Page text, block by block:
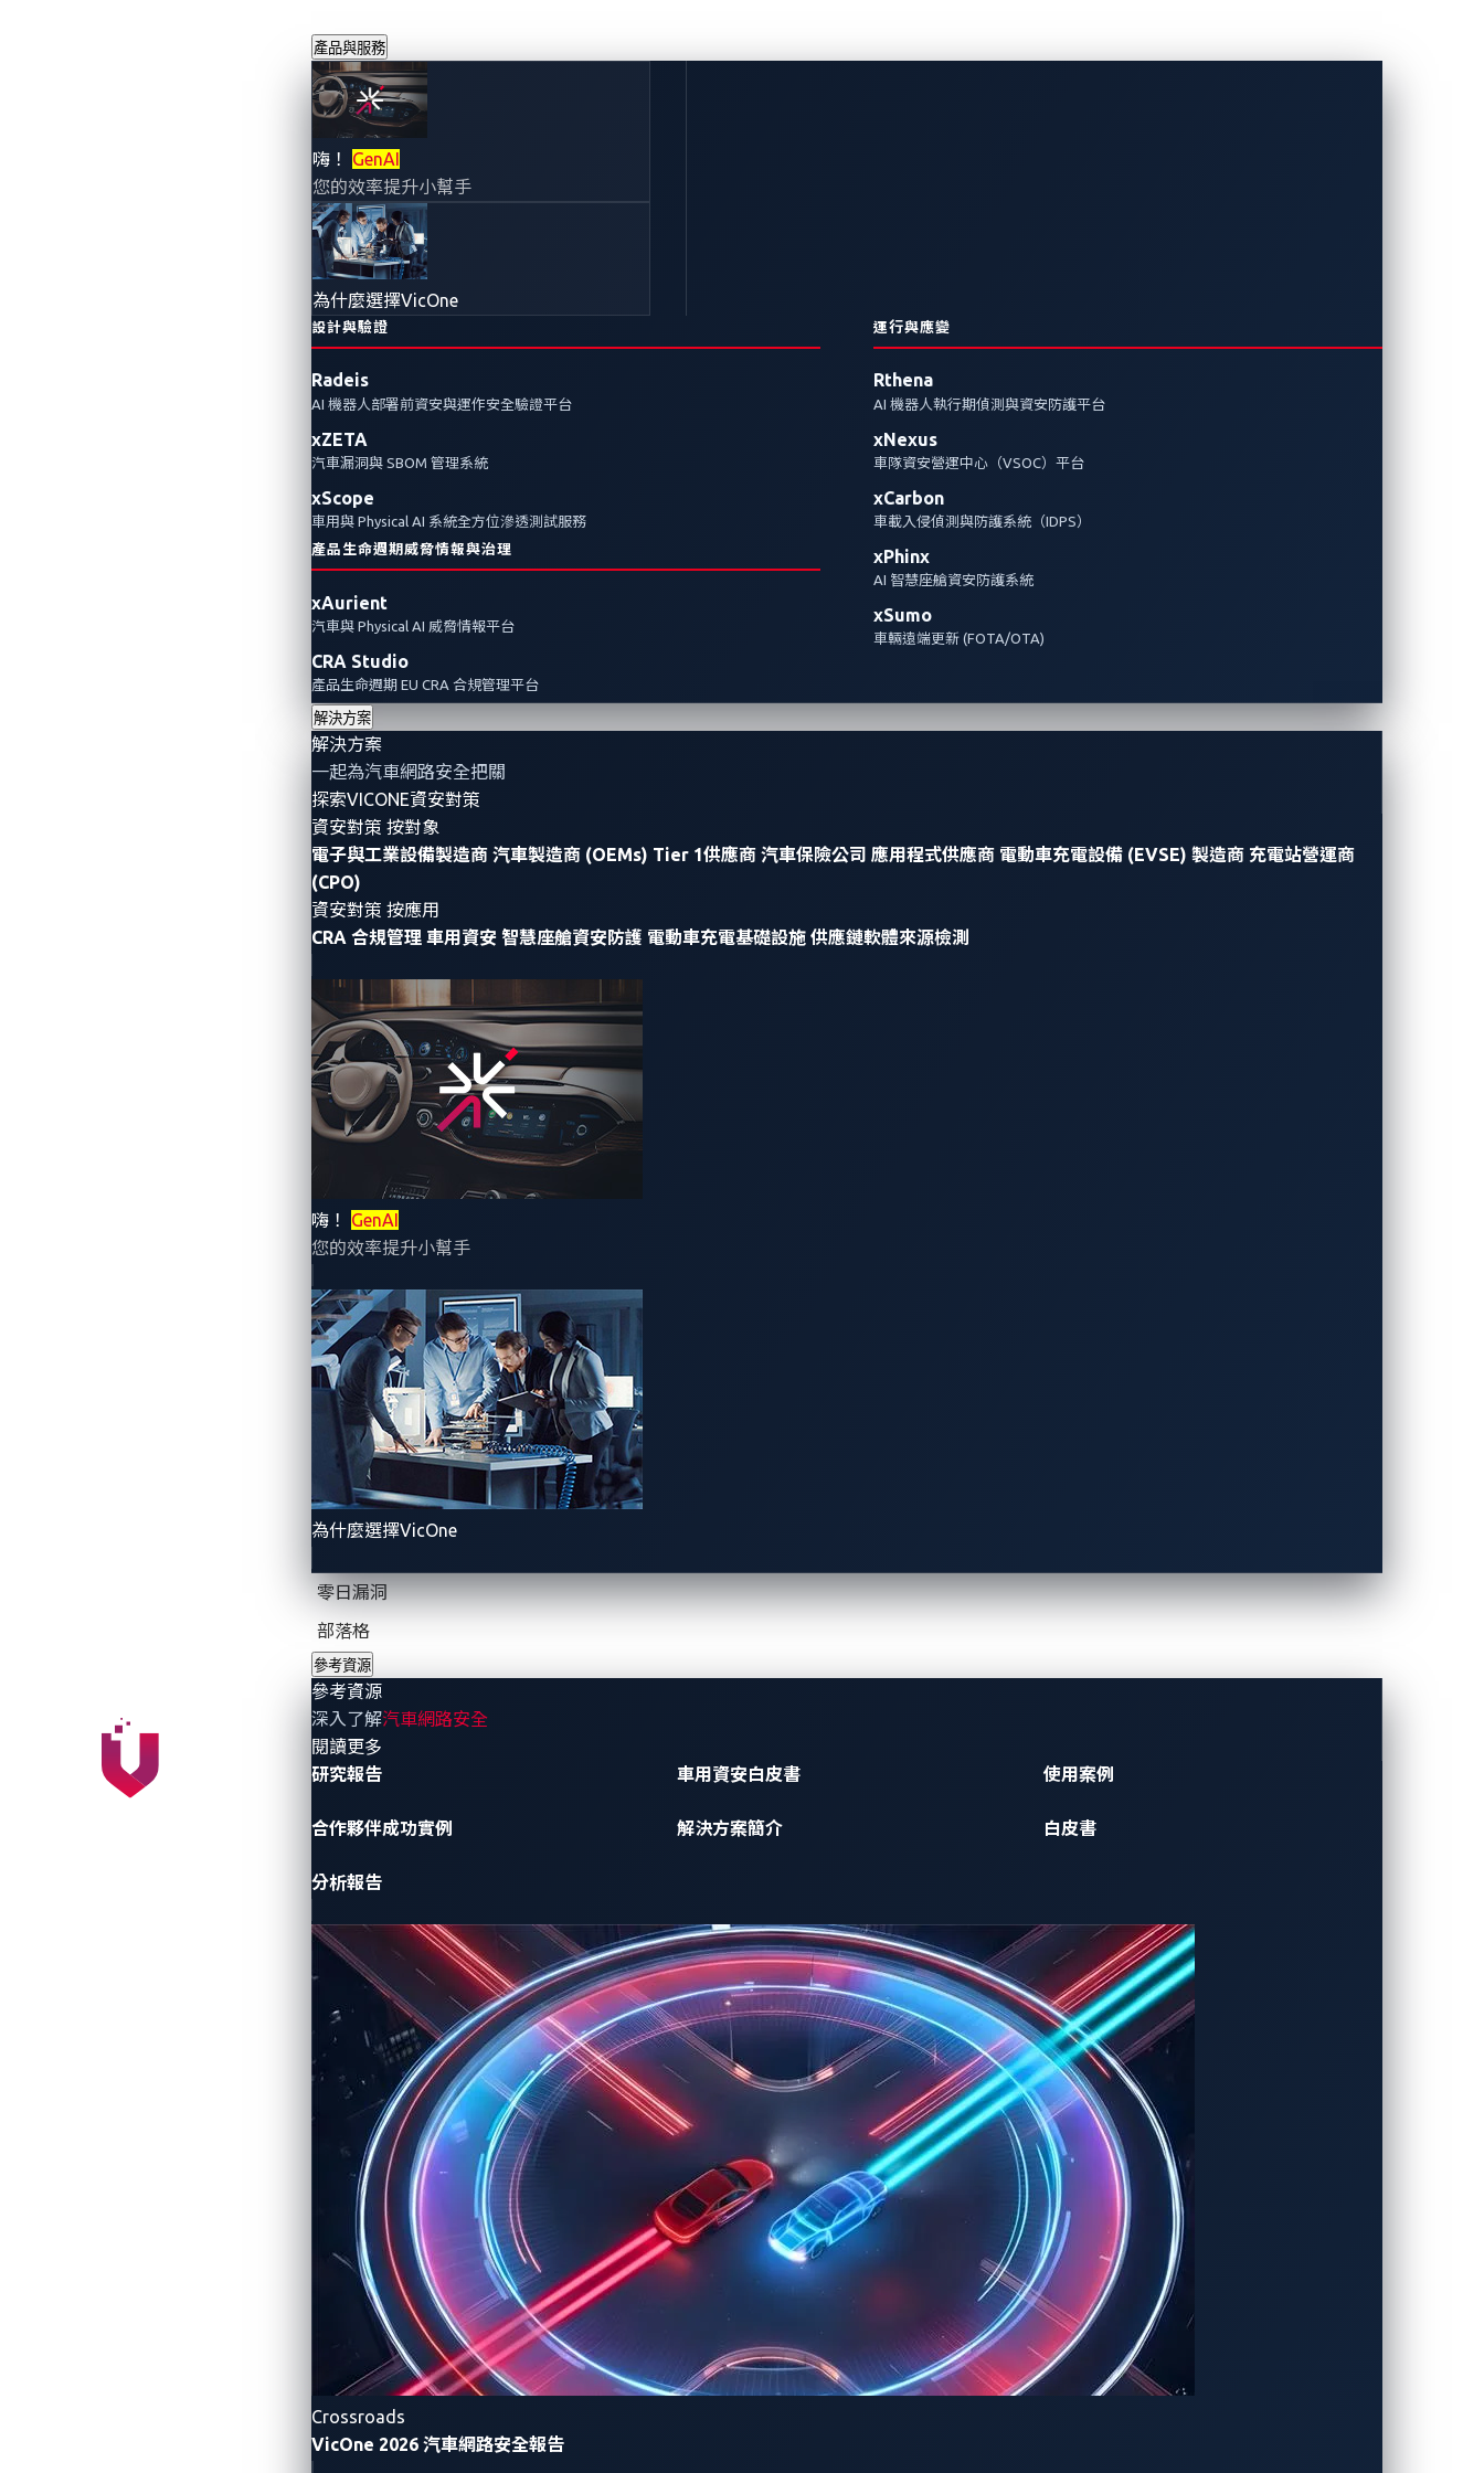
產品與服務
嗨！ GenAI
您的效率提升小幫手
為什麼選擇VicOne
設計與驗證
Radeis
AI 機器人部署前資安與運作安全驗證平台
xZETA
汽車漏洞與 SBOM 管理系統
xScope
車用與 Physical AI 系統全方位滲透測試服務
產品生命週期威脅情報與治理
xAurient
汽車與 Physical AI 威脅情報平台
CRA Studio
產品生命週期 EU CRA 合規管理平台
運行與應變
Rthena
AI 機器人執行期偵測與資安防護平台
xNexus
車隊資安營運中心（VSOC）平台
xCarbon
車載入侵偵測與防護系統（IDPS）
xPhinx
AI 智慧座艙資安防護系統
xSumo
車輛遠端更新 (FOTA/OTA)
解決方案
解決方案
一起為汽車網路安全把關
探索VICONE資安對策
資安對策 按對象
電子與工業設備製造商 汽車製造商 (OEMs) Tier 1供應商 汽車保險公司 應用程式供應商 電動車充電設備 (EVSE) 製造商 充電站營運商
(CPO)
資安對策 按應用
CRA 合規管理 車用資安 智慧座艙資安防護 電動車充電基礎設施 供應鏈軟體來源檢測
嗨！ GenAI
您的效率提升小幫手
為什麼選擇VicOne
零日漏洞
部落格
參考資源
參考資源
深入了解汽車網路安全
閱讀更多
研究報告
車用資安白皮書 使用案例
合作夥伴成功實例 解決方案簡介 白皮書
分析報告
Crossroads
VicOne 2026 汽車網路安全報告
一起為汽車網路安全把關
汽車製造商與相關供應商的資安解決方案